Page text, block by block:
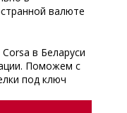
валюте
в Беларуси
Поможем с
под ключ